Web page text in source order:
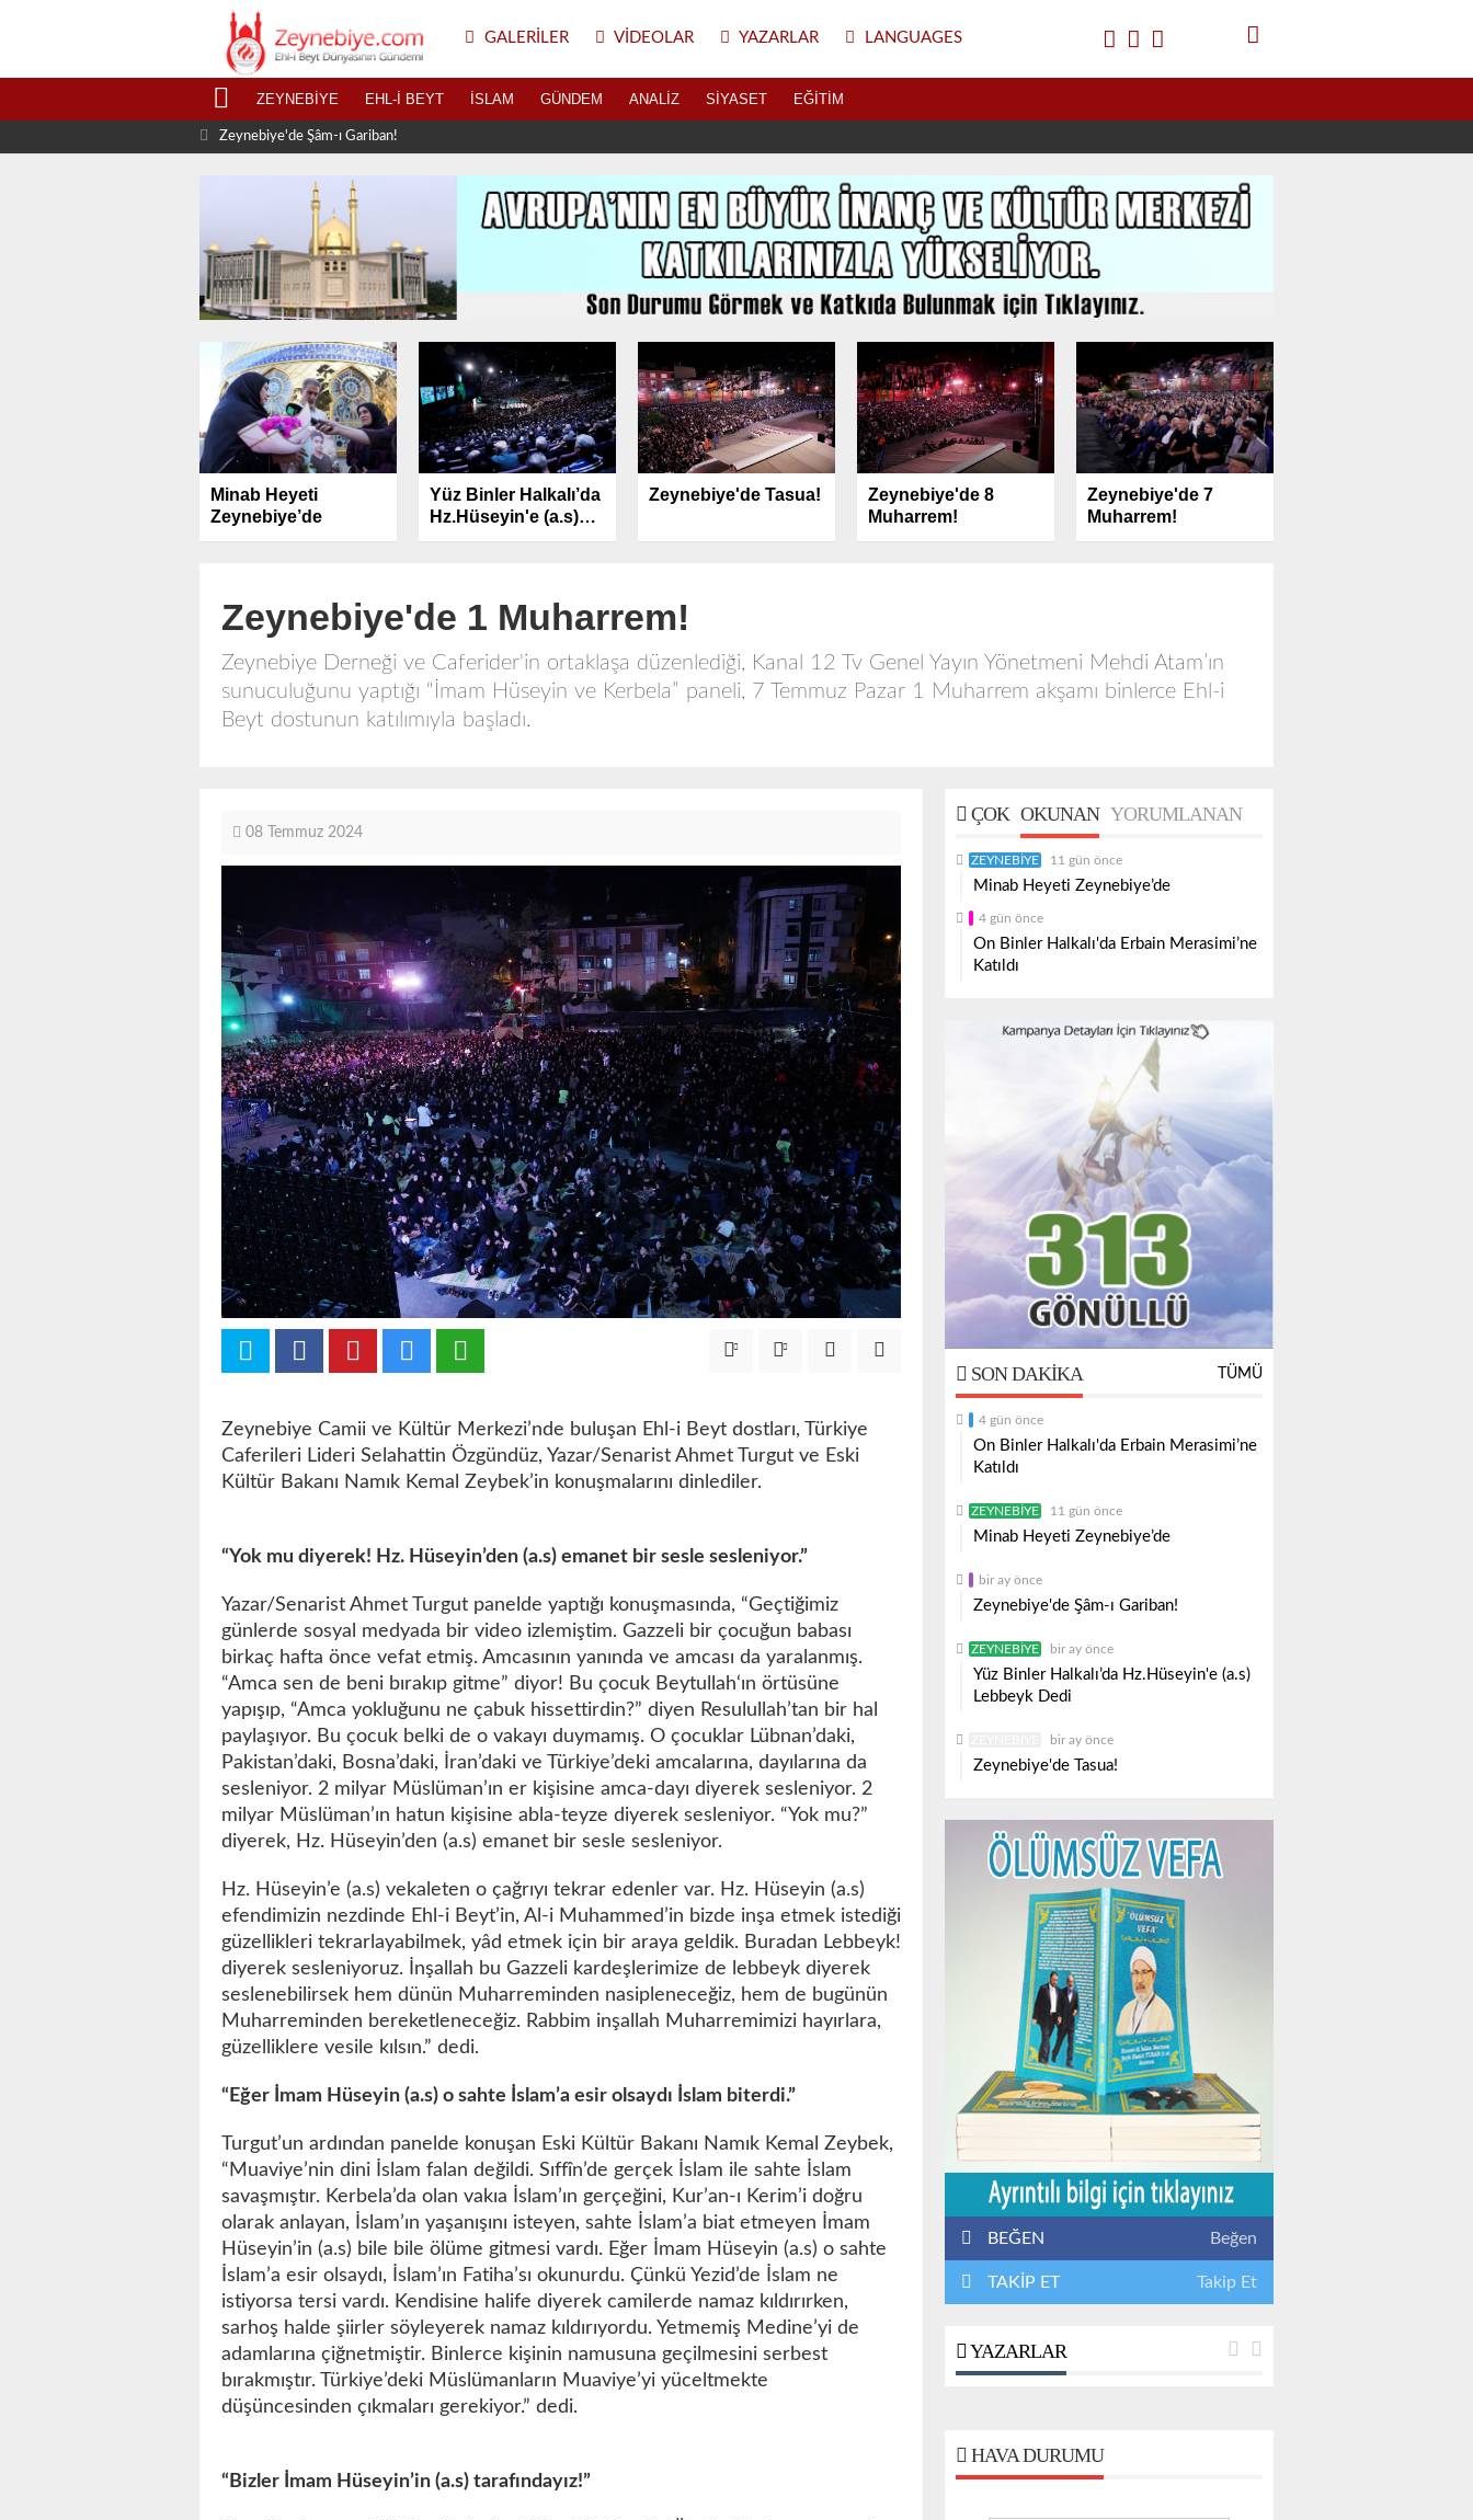
GALERILER VIDEOLAR YAZARLAR LANGUAGES
ZEYNEBIYE EHL-I BEYT İSLAM GÜNDEM ANALIZ SIYASET EĞITIM
Zeynebiye'de Şâm-ı Gariban!
Minab Heyeti
Zeynebiye’de
Yüz Binler Halkalı’da
Hz.Hüseyin'e (a.s)
Lebbeyk Dedi
Zeynebiye'de Tasua!
Zeynebiye'de 8
Muharrem!
Zeynebiye'de 7
Muharrem!
Zeynebiye'de 1 Muharrem!
Zeynebiye Derneği ve Caferider'in ortaklaşa düzenlediği, Kanal 12 Tv Genel Yayın Yönetmeni Mehdi Atam’ın
sunuculuğunu yaptığı “İmam Hüseyin ve Kerbela” paneli, 7 Temmuz Pazar 1 Muharrem akşamı binlerce Ehl-i
Beyt dostunun katılımıyla başladı.
08 Temmuz 2024
Zeynebiye Camii ve Kültür Merkezi’nde buluşan Ehl-i Beyt dostları, Türkiye
Caferileri Lideri Selahattin Özgündüz, Yazar/Senarist Ahmet Turgut ve Eski
Kültür Bakanı Namık Kemal Zeybek’in konuşmalarını dinlediler.
“Yok mu diyerek! Hz. Hüseyin’den (a.s) emanet bir sesle sesleniyor.”
Yazar/Senarist Ahmet Turgut panelde yaptığı konuşmasında, “Geçtiğimiz
günlerde sosyal medyada bir video izlemiştim. Gazzeli bir çocuğun babası
birkaç hafta önce vefat etmiş. Amcasının yanında ve amcası da yaralanmış.
“Amca sen de beni bırakıp gitme” diyor! Bu çocuk Beytullah‘ın örtüsüne
yapışıp, “Amca yokluğunu ne çabuk hissettirdin?” diyen Resulullah’tan bir hal
paylaşıyor. Bu çocuk belki de o vakayı duymamış. O çocuklar Lübnan’daki,
Pakistan’daki, Bosna’daki, İran’daki ve Türkiye’deki amcalarına, dayılarına da
sesleniyor. 2 milyar Müslüman’ın er kişisine amca-dayı diyerek sesleniyor. 2
milyar Müslüman’ın hatun kişisine abla-teyze diyerek sesleniyor. “Yok mu?”
diyerek, Hz. Hüseyin’den (a.s) emanet bir sesle sesleniyor.
Hz. Hüseyin’e (a.s) vekaleten o çağrıyı tekrar edenler var. Hz. Hüseyin (a.s)
efendimizin nezdinde Ehl-i Beyt’in, Al-i Muhammed’in bizde inşa etmek istediği
güzellikleri tekrarlayabilmek, yâd etmek için bir araya geldik. Buradan Lebbeyk!
diyerek sesleniyoruz. İnşallah bu Gazzeli kardeşlerimize de lebbeyk diyerek
seslenebilirsek hem dünün Muharreminden nasipleneceğiz, hem de bugünün
Muharreminden bereketleneceğiz. Rabbim inşallah Muharremimizi hayırlara,
güzelliklere vesile kılsın.” dedi.
“Eğer İmam Hüseyin (a.s) o sahte İslam’a esir olsaydı İslam biterdi.”
Turgut’un ardından panelde konuşan Eski Kültür Bakanı Namık Kemal Zeybek,
“Muaviye’nin dini İslam falan değildi. Sıffîn’de gerçek İslam ile sahte İslam
savaşmıştır. Kerbela’da olan vakıa İslam’ın gerçeğini, Kur’an-ı Kerim’i doğru
olarak anlayan, İslam’ın yaşanışını isteyen, sahte İslam’a biat etmeyen İmam
Hüseyin’in (a.s) bile bile ölüme gitmesi vardı. Eğer İmam Hüseyin (a.s) o sahte
İslam’a esir olsaydı, İslam’ın Fatiha’sı okunurdu. Çünkü Yezid’de İslam ne
istiyorsa tersi vardı. Kendisine halife diyerek camilerde namaz kıldırırken,
sarhoş halde şiirler söyleyerek namaz kıldırıyordu. Yetmemiş Medine’yi de
adamlarına çiğnetmiştir. Binlerce kişinin namusuna geçilmesini serbest
bırakmıştır. Türkiye’deki Müslümanların Muaviye’yi yüceltmekte
düşüncesinden çıkmaları gerekiyor.” dedi.
“Bizler İmam Hüseyin’in (a.s) tarafındayız!”
ÇOK OKUNAN YORUMLANAN
ZEYNEBIYE 11 gün önce
Minab Heyeti Zeynebiye’de
4 gün önce
On Binler Halkalı'da Erbain Merasimi’ne
Katıldı
SON DAKIKA TÜMÜ
4 gün önce
On Binler Halkalı'da Erbain Merasimi’ne
Katıldı
ZEYNEBIYE 11 gün önce
Minab Heyeti Zeynebiye’de
bir ay önce
Zeynebiye'de Şâm-ı Gariban!
ZEYNEBIYE bir ay önce
Yüz Binler Halkalı’da Hz.Hüseyin'e (a.s)
Lebbeyk Dedi
bir ay önce
Zeynebiye'de Tasua!
BEĞEN Beğen
TAKİP ET Takip Et
YAZARLAR
HAVA DURUMU